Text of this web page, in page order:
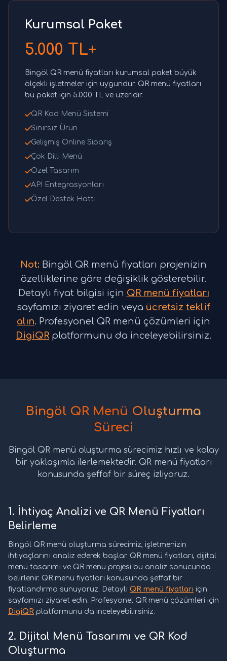
Kurumsal Paket
5.000 TL+
Bingöl QR menü fiyatları kurumsal paket büyük
ölçekli işletmeler için uygundur. QR menü fiyatları
bu paket için 5.000 TL ve üzeridir.
QR Kod Menü Sistemi
Sınırsız Ürün
Gelişmiş Online Sipariş
Çok Dilli Menü
Özel Tasarım
API Entegrasyonları
Özel Destek Hattı
Not: Bingöl QR menü fiyatları projenizin
özelliklerine göre değişiklik gösterebilir.
Detaylı fiyat bilgisi için QR menü fiyatları
sayfamızı ziyaret edin veya ücretsiz teklif
alın. Profesyonel QR menü çözümleri için
DigiQR platformunu da inceleyebilirsiniz.
Bingöl QR Menü Oluşturma
Süreci
Bingöl QR menü oluşturma sürecimiz hızlı ve kolay
bir yaklaşımla ilerlemektedir. QR menü fiyatları
konusunda şeffaf bir süreç izliyoruz.
1. İhtiyaç Analizi ve QR Menü Fiyatları
Belirleme
Bingöl QR menü oluşturma sürecimiz, işletmenizin
ihtiyaçlarını analiz ederek başlar. QR menü fiyatları, dijital
menü tasarımı ve QR menü projesi bu analiz sonucunda
belirlenir. QR menü fiyatları konusunda şeffaf bir
fiyatlandırma sunuyoruz. Detaylı QR menü fiyatları için
sayfamızı ziyaret edin. Profesyonel QR menü çözümleri için
DigiQR platformunu da inceleyebilirsiniz.
2. Dijital Menü Tasarımı ve QR Kod
Oluşturma